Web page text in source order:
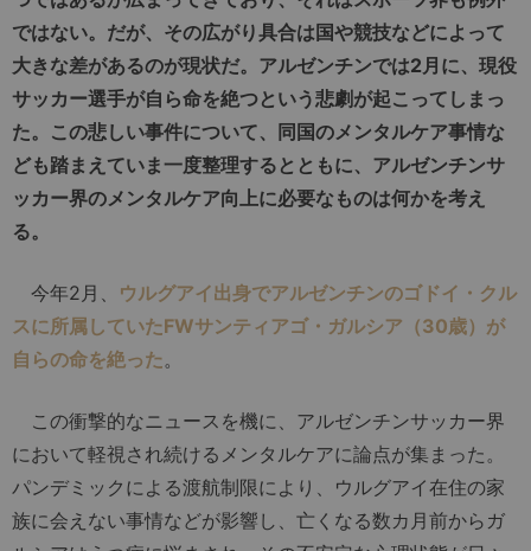
ではない。だが、その広がり具合は国や競技などによって
大きな差があるのが現状だ。アルゼンチンでは2月に、現役
サッカー選手が自ら命を絶つという悲劇が起こってしまっ
た。この悲しい事件について、同国のメンタルケア事情な
ども踏まえていま一度整理するとともに、アルゼンチンサ
ッカー界のメンタルケア向上に必要なものは何かを考え
る。
今年2月、 ウルグアイ出身でアルゼンチンのゴドイ・クル
スに所属していたFWサンティアゴ・ガルシア（30歳）が
自らの命を絶った。
この衝撃的なニュースを機に、アルゼンチンサッカー界
において軽視され続けるメンタルケアに論点が集まった。
パンデミックによる渡航制限により、ウルグアイ在住の家
族に会えない事情などが影響し、亡くなる数カ月前からガ